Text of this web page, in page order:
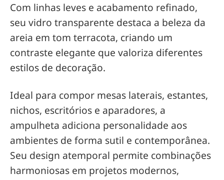
Com linhas leves e acabamento refinado,
seu vidro transparente destaca a beleza da
areia em tom terracota, criando um
contraste elegante que valoriza diferentes
estilos de decoração.
Ideal para compor mesas laterais, estantes,
nichos, escritórios e aparadores, a
ampulheta adiciona personalidade aos
ambientes de forma sutil e contemporânea.
Seu design atemporal permite combinações
harmoniosas em projetos modernos,